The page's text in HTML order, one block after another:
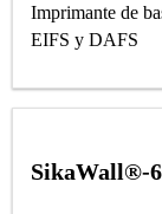
Imprimante de
EIFS y DAFS
SikaWall®-